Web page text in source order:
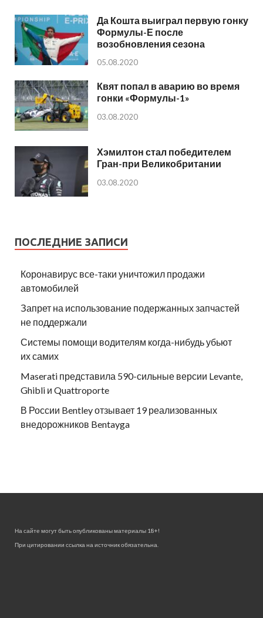
Да Кошта выиграл первую гонку
Формулы-Е после
возобновления сезона
05.08.2020
Квят попал в аварию во время
гонки «Формулы-1»
03.08.2020
Хэмилтон стал победителем
Гран-при Великобритании
03.08.2020
ПОСЛЕДНИЕ ЗАПИСИ
Коронавирус все-таки уничтожил продажи
автомобилей
Запрет на использование подержанных запчастей
не поддержали
Системы помощи водителям когда-нибудь убьют
их самих
Maserati представила 590-сильные версии Levante,
Ghibli и Quattroporte
В России Bentley отзывает 19 реализованных
внедорожников Bentayga
На сайте могут быть опубликованы материалы 18+!
При цитировании ссылка на источник обязательна.